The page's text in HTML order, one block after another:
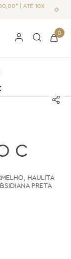
| ATÉ 10X
0
C
HAULITA
PRETA